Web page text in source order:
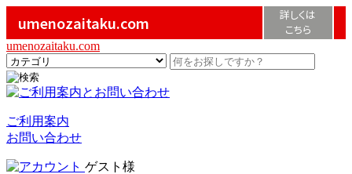
umenozaitaku.com
詳しくは
こちら
umenozaitaku.com
ご利用案内
お問い合わせ
ゲスト様